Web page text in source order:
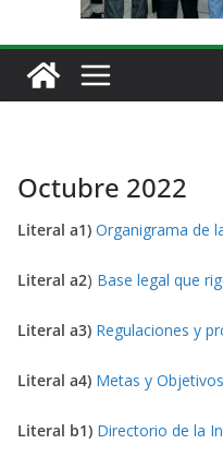
Octubre 2022
Literal a1) Organigrama de
Literal a2) Base legal que
Literal a3) Regulaciones y
Literal a4) Metas y
Literal b1) Directorio de la